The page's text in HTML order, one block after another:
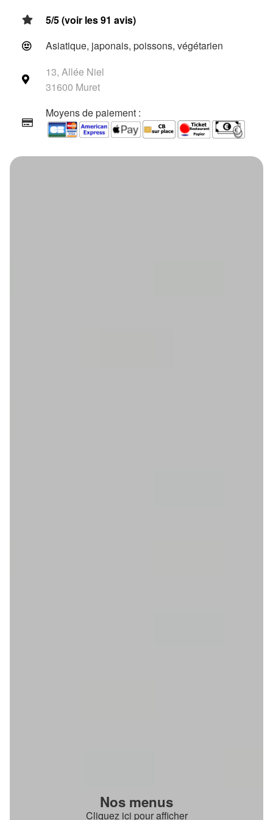
5/5 (voir les 91 avis)
Asiatique, japonais, poissons, végétarien
13, Allée Niel
31600 Muret
Moyens de paiement :
Nos menus
Cliquez ici pour afficher